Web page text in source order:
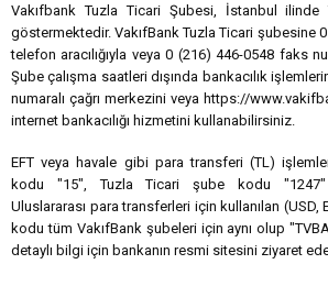
Vakıfbank Tuzla Ticari Şubesi, İstanbul
göstermektedir. VakıfBank Tuzla Ticari şubesine 0
telefon aracılığıyla veya 0 (216) 446-0548 faks
Şube çalışma saatleri dışında bankacılık
numaralı çağrı merkezini veya https://
internet bankacılığı hizmetini kullanabilirsiniz.
EFT veya havale gibi para transferi (TL)
kodu "15", Tuzla Ticari şube kodu "1247"
Uluslararası para transferleri için kullanılan (USD,
kodu tüm VakıfBank şubeleri için aynı olup
detaylı bilgi için bankanın resmi sitesini ziyaret